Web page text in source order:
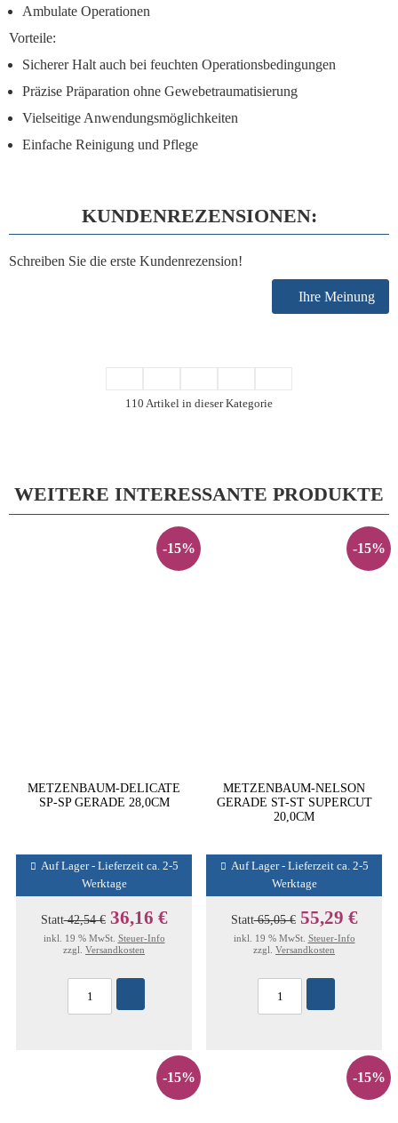
Ambulate Operationen
Vorteile:
Sicherer Halt auch bei feuchten Operationsbedingungen
Präzise Präparation ohne Gewebetraumatisierung
Vielseitige Anwendungsmöglichkeiten
Einfache Reinigung und Pflege
KUNDENREZENSIONEN:
Schreiben Sie die erste Kundenrezension!
Ihre Meinung
110 Artikel in dieser Kategorie
WEITERE INTERESSANTE PRODUKTE
-15%
METZENBAUM-DELICATE
SP-SP GERADE 28,0CM
Auf Lager - Lieferzeit ca. 2-5
Werktage
Statt42,54 € 36,16 €
inkl. 19 % MwSt. Steuer-Info
zzgl. Versandkosten
-15%
METZENBAUM-NELSON
GERADE ST-ST SUPERCUT
20,0CM
Auf Lager - Lieferzeit ca. 2-5
Werktage
Statt65,05 € 55,29 €
inkl. 19 % MwSt. Steuer-Info
zzgl. Versandkosten
-15% -15%